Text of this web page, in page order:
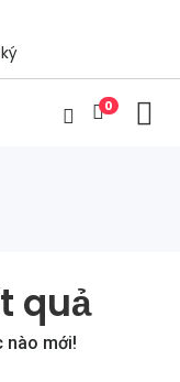
0
quả
nào mới!